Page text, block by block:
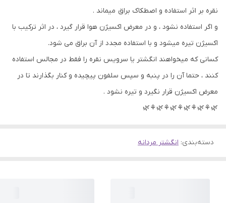
نقره بر اثر استفاده و اصطکاک براق میماند .
و اگر استفاده نشود ، و در معرض اکسیژن هوا قرار گیرد ، در اثر ترکیب با
اکسیژن تیره میشود و با استفاده مجدد از آن براق می شود.
کسانی که میخواهند انگشتر یا سرویس نقره را فقط در مجالس استفاده
کنند ، حتما آن را در پنبه و سپس سلفون پیچیده و کنار بگذارند تا در
معرض اکسیژن قرار نگیرد و تیره نشود .
🌿⚘🌿⚘🌿⚘🌿⚘🌿⚘🌿
دسته‌بندی: انگشتر مردانه